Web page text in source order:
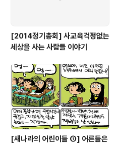
[2014정기총회] 사교육걱정없는
세상을 사는 사람들 이야기
[새나라의 어린이들 ①] 어른들은